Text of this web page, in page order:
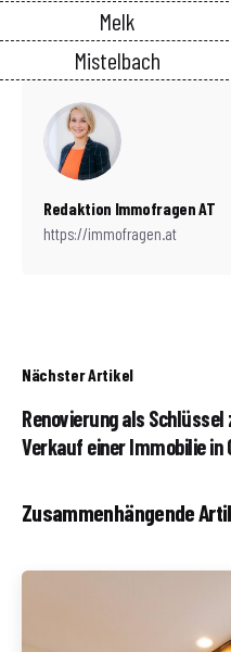
Melk
Mistelbach
Redaktion Immofragen AT
https://immofragen.at
Nächster Artikel
Renovierung als
Verkauf einer Immobilie
Zusammenhängende